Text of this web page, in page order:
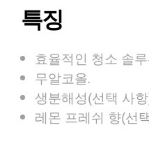
특징
효율적인 청소 솔
무알코올.
생분해성(선택 사
레몬 프레쉬 향(선